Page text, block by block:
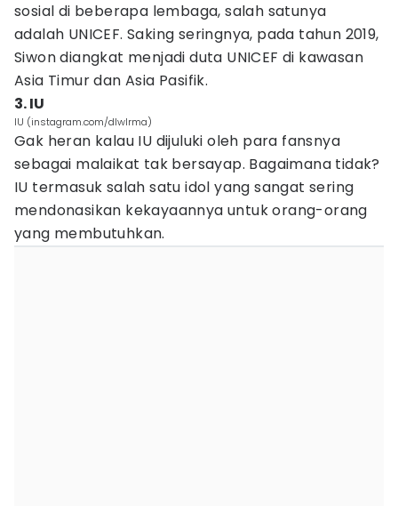
sosial di beberapa lembaga, salah satunya
adalah UNICEF. Saking seringnya, pada tahun 2019,
Siwon diangkat menjadi duta UNICEF di kawasan
Asia Timur dan Asia Pasifik.
3. IU
IU (instagram.com/dlwlrma)
Gak heran kalau IU dijuluki oleh para fansnya
sebagai malaikat tak bersayap. Bagaimana tidak?
IU termasuk salah satu idol yang sangat sering
mendonasikan kekayaannya untuk orang-orang
yang membutuhkan.